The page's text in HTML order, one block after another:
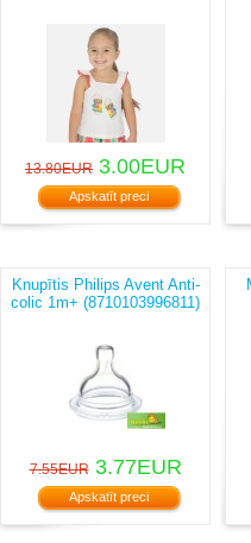
13.80EUR 3.00EUR
Apskatīt preci
Knupītis Philips Avent Anti-
colic 1m+ (8710103996811)
7.55EUR3.77EUR
Apskatīt preci